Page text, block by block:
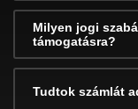
Milyen jogi
támogatásra?
Tudtok számlát